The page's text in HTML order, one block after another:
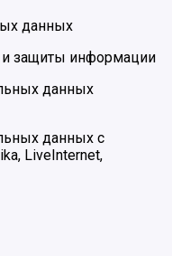
данных
и защиты информации
данных
данных с
LiveInternet,